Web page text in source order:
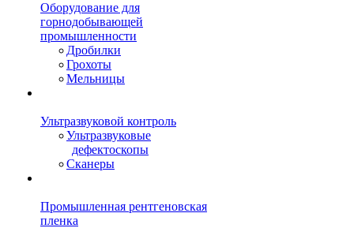
Оборудование для
горнодобывающей
промышленности
Дробилки
Грохоты
Мельницы
Ультразвуковой контроль
Ультразвуковые
дефектоскопы
Сканеры
Промышленная рентгеновская
пленка